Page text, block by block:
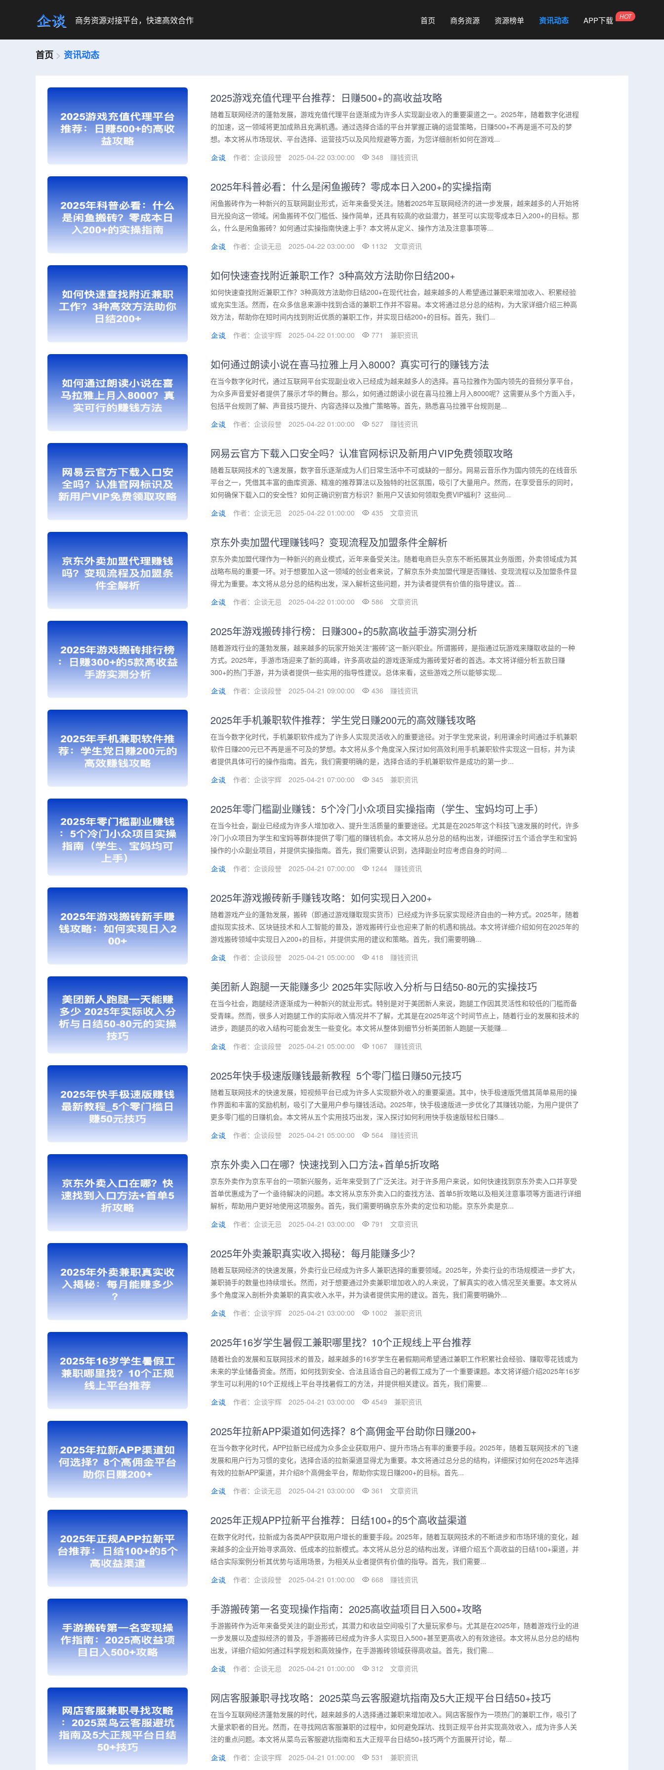
商务资源对接平台，快速高效合作 首页 商务资源 资源榜单 资讯动态 APP下载
首页 > 资讯动态
2025游戏充值代理平台推荐：日赚500+的高收益攻略
随着互联网经济的蓬勃发展，游戏充值代理平台逐渐成为许多人实现副业收入的重要渠道之一。2025年，随着数字化进程
的加速，这一领域将更加成熟且充满机遇。通过选择合适的平台并掌握正确的运营策略，日赚500+不再是遥不可及的梦
想。本文将从市场现状、平台选择、运营技巧以及风险规避等方面，为您详细剖析如何在游戏...
作者：企谈段誉
2025-04-22 03:00:00 348 赚钱资讯
2025年科普必看：什么是闲鱼搬砖？零成本日入200+的实操指南
闲鱼搬砖作为一种新兴的互联网副业形式，近年来备受关注。随着2025年互联网经济的进一步发展，越来越多的人开始将
目光投向这一领域。闲鱼搬砖不仅门槛低、操作简单，还具有较高的收益潜力，甚至可以实现零成本日入200+的目标。那
么，什么是闲鱼搬砖？如何通过实操指南快速上手？本文将从定义、操作方法及注意事项等...
作者：企谈无忌
2025-04-22 03:00:00 1132 文章资讯
如何快速查找附近兼职工作？3种高效方法助你日结200+
如何快速查找附近兼职工作？3种高效方法助你日结200+在现代社会，越来越多的人希望通过兼职来增加收入、积累经验
或充实生活。然而，在众多信息来源中找到合适的兼职工作并不容易。本文将通过总分总的结构，为大家详细介绍三种高
效方法，帮助你在短时间内找到附近优质的兼职工作，并实现日结200+的目标。首先，我们...
作者：企谈宇辉
2025-04-22 01:00:00 771 兼职资讯
如何通过朗读小说在喜马拉雅上月入8000？真实可行的赚钱方法
在当今数字化时代，通过互联网平台实现副业收入已经成为越来越多人的选择。喜马拉雅作为国内领先的音频分享平台，
为众多声音爱好者提供了展示才华的舞台。那么，如何通过朗读小说在喜马拉雅上月入8000呢？这需要从多个方面入手，
包括平台规则了解、声音技巧提升、内容选择以及推广策略等。首先，熟悉喜马拉雅平台规则是...
作者：企谈段誉
2025-04-22 01:00:00 527 赚钱资讯
网易云官方下载入口安全吗？认准官网标识及新用户VIP免费领取攻略
随着互联网技术的飞速发展，数字音乐逐渐成为人们日常生活中不可或缺的一部分。网易云音乐作为国内领先的在线音乐
平台之一，凭借其丰富的曲库资源、精准的推荐算法以及独特的社区氛围，吸引了大量用户。然而，在享受音乐的同时，
如何确保下载入口的安全性？如何正确识别官方标识？新用户又该如何领取免费VIP福利？这些问...
作者：企谈无忌
2025-04-22 01:00:00 435 文章资讯
京东外卖加盟代理赚钱吗？变现流程及加盟条件全解析
京东外卖加盟代理作为一种新兴的商业模式，近年来备受关注。随着电商巨头京东不断拓展其业务版图，外卖领域成为其
战略布局的重要一环。对于想要加入这一领域的创业者来说，了解京东外卖加盟代理是否赚钱、变现流程以及加盟条件显
得尤为重要。本文将从总分总的结构出发，深入解析这些问题，并为读者提供有价值的指导建议。首...
作者：企谈无忌
2025-04-22 01:00:00 586 文章资讯
2025年游戏搬砖排行榜：日赚300+的5款高收益手游实测分析
随着游戏行业的蓬勃发展，越来越多的玩家开始关注“搬砖”这一新兴职业。所谓搬砖，是指通过玩游戏来赚取收益的一种
方式。2025年，手游市场迎来了新的高峰，许多高收益的游戏逐渐成为搬砖爱好者的首选。本文将详细分析五款日赚
300+的热门手游，并为读者提供一些实用的指导性建议。总体来看，这些游戏之所以能够实现...
作者：企谈段誉
2025-04-21 09:00:00 436 赚钱资讯
2025年手机兼职软件推荐：学生党日赚200元的高效赚钱攻略
在当今数字化时代，手机兼职软件成为了许多人实现灵活收入的重要途径。对于学生党来说，利用课余时间通过手机兼职
软件日赚200元已不再是遥不可及的梦想。本文将从多个角度深入探讨如何高效利用手机兼职软件实现这一目标，并为读
者提供具体可行的操作指南。首先，我们需要明确的是，选择合适的手机兼职软件是成功的第一步...
作者：企谈宇辉
2025-04-21 07:00:00 345 兼职资讯
2025年零门槛副业赚钱：5个冷门小众项目实操指南（学生、宝妈均可上手）
在当今社会，副业已经成为许多人增加收入、提升生活质量的重要途径。尤其是在2025年这个科技飞速发展的时代，许多
冷门小众项目为学生和宝妈等群体提供了零门槛的赚钱机会。本文将从总分总的结构出发，详细探讨五个适合学生和宝妈
操作的小众副业项目，并提供实操指南。首先，我们需要认识到，选择副业时应考虑自身的时间...
作者：企谈段誉
2025-04-21 07:00:00 1244 赚钱资讯
2025年游戏搬砖新手赚钱攻略：如何实现日入200+
随着游戏产业的蓬勃发展，搬砖（即通过游戏赚取现实货币）已经成为许多玩家实现经济自由的一种方式。2025年，随着
虚拟现实技术、区块链技术和人工智能的普及，游戏搬砖行业也迎来了新的机遇和挑战。本文将详细介绍如何在2025年的
游戏搬砖领域中实现日入200+的目标，并提供实用的建议和策略。首先，我们需要明确...
作者：企谈段誉
2025-04-21 05:00:00 418 赚钱资讯
美团新人跑腿一天能赚多少 2025年实际收入分析与日结50-80元的实操技巧
在当今社会，跑腿经济逐渐成为一种新兴的就业形式。特别是对于美团新人来说，跑腿工作因其灵活性和较低的门槛而备
受青睐。然而，很多人对跑腿工作的实际收入情况并不了解，尤其是在2025年这个时间节点上，随着行业的发展和技术的
进步，跑腿员的收入结构可能会发生一些变化。本文将从整体到细节分析美团新人跑腿一天能赚...
作者：企谈段誉
2025-04-21 05:00:00 1067 赚钱资讯
2025年快手极速版赚钱最新教程_5个零门槛日赚50元技巧
随着互联网技术的快速发展，短视频平台已成为许多人实现额外收入的重要渠道。其中，快手极速版凭借其简单易用的操
作界面和丰富的奖励机制，吸引了大量用户参与赚钱活动。2025年，快手极速版进一步优化了其赚钱功能，为用户提供了
更多零门槛的日赚机会。本文将从五个实用技巧出发，深入探讨如何利用快手极速版轻松日赚5...
作者：企谈段誉
2025-04-21 05:00:00 564 赚钱资讯
京东外卖入口在哪？快速找到入口方法+首单5折攻略
京东外卖作为京东平台的一项新兴服务，近年来受到了广泛关注。对于许多用户来说，如何快速找到京东外卖入口并享受
首单优惠成为了一个亟待解决的问题。本文将从京东外卖入口的查找方法、首单5折攻略以及相关注意事项等方面进行详细
解析，帮助用户更好地使用这项服务。首先，我们需要明确京东外卖的定位和功能。京东外卖是京...
作者：企谈无忌
2025-04-21 03:00:00 791 文章资讯
2025年外卖兼职真实收入揭秘：每月能赚多少？
随着互联网经济的快速发展，外卖行业已经成为许多人兼职选择的重要领域。2025年，外卖行业的市场规模进一步扩大，
兼职骑手的数量也持续增长。然而，对于想要通过外卖兼职增加收入的人来说，了解真实的收入情况至关重要。本文将从
多个角度深入剖析外卖兼职的真实收入水平，并为读者提供实用的建议。首先，我们需要明确外...
作者：企谈宇辉
2025-04-21 03:00:00 1002 兼职资讯
2025年16岁学生暑假工兼职哪里找？10个正规线上平台推荐
随着社会的发展和互联网技术的普及，越来越多的16岁学生在暑假期间希望通过兼职工作积累社会经验、赚取零花钱或为
未来的学业储备资金。然而，如何找到安全、合法且适合自己的暑假工成为了一个重要课题。本文将详细介绍2025年16岁
学生可以利用的10个正规线上平台寻找暑假工的方法，并提供相关建议。首先，我们需要...
作者：企谈宇辉
2025-04-21 03:00:00 4549 兼职资讯
2025年拉新APP渠道如何选择？8个高佣金平台助你日赚200+
在当今数字化时代，APP拉新已经成为众多企业获取用户、提升市场占有率的重要手段。2025年，随着互联网技术的飞速
发展和用户行为习惯的变化，选择合适的拉新渠道显得尤为重要。本文将通过总分总的结构，详细探讨如何在2025年选择
有效的拉新APP渠道，并介绍8个高佣金平台，帮助你实现日赚200+的目标。首先...
作者：企谈无忌
2025-04-21 03:00:00 361 文章资讯
2025年正规APP拉新平台推荐：日结100+的5个高收益渠道
在数字化时代，拉新成为各类APP获取用户增长的重要手段。2025年，随着互联网技术的不断进步和市场环境的变化，越
来越多的企业开始寻求高效、低成本的拉新模式。本文将从总分总的结构出发，详细介绍五个高收益的日结100+渠道，并
结合实际案例分析其优势与适用场景，为相关从业者提供有价值的指导。首先，我们需要...
作者：企谈段誉
2025-04-21 01:00:00 668 赚钱资讯
手游搬砖第一名变现操作指南：2025高收益项目日入500+攻略
手游搬砖作为近年来备受关注的副业形式，其潜力和收益空间吸引了大量玩家参与。尤其是在2025年，随着游戏行业的进
一步发展以及虚拟经济的普及，手游搬砖已经成为许多人实现日入500+甚至更高收入的有效途径。本文将从总分总的结构
出发，详细介绍如何通过科学规划和高效操作，在手游搬砖领域获得高收益。首先，我们需...
作者：企谈无忌
2025-04-21 01:00:00 312 文章资讯
网店客服兼职寻找攻略：2025菜鸟云客服避坑指南及5大正规平台日结50+技巧
在当今互联网经济蓬勃发展的时代，越来越多的人选择通过兼职来增加收入。网店客服作为一项热门的兼职工作，吸引了
大量求职者的目光。然而，在寻找网店客服兼职的过程中，如何避免踩坑、找到正规平台并实现高效收入，成为许多人关
注的重点问题。本文将从菜鸟云客服避坑指南和五大正规平台日结50+技巧两个方面展开讨论，帮...
作者：企谈宇辉
2025-04-21 01:00:00 531 兼职资讯